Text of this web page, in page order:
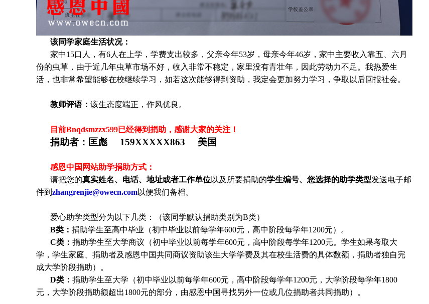
该同学家庭生活状况：
家中15口人，有6人在上学，学费支出较多，父亲今年53岁，母亲今年46岁，家中主要收入靠五、六月
份的虫草，由于近几年虫草市场不好，收入非常不稳定，家里没有青壮年，因此劳动力不足。我热爱生
活，也非常希望能够在校继续学习，如若这次能够得到资助，我定会更加努力学习，争取以后回报社会。
教师评语： 该生态度端正，作风优良。
目前Bnqdsmzzx599已经得到捐助，感谢大家的关注！
捐助者： 匡彪 159XXXXX863 美国
感恩中国网站助学捐助方式：
请把您的真实姓名、电话、地址或者工作单位以及所要捐助的学生编号、您选择的助学类型发送电子邮
件到 zhangrenjie@owecn.com以便我们备档。
爱心助学类型分为以下几类：（该同学默认捐助类别为B类）
B类： 捐助学生至高中毕业（初中毕业以前每学年600元，高中阶段每学年1200元）。
C类： 捐助学生至大学商议（初中毕业以前每学年600元，高中阶段每学年1200元。 学生如果考取大
学， 学生家庭、捐助者及感恩中国共同商议资助该生大学学费及其在校生活费的具体数额，捐助者独自完
成大学阶段捐助）。
D类： 捐助学生至大学（初中毕业以前每学年600元，高中阶段每学年1200元，大学阶段每学年1800
元，大学阶段捐助额超出1800元的部分，由感恩中国寻找另外一位或几位捐助者共同捐助）。